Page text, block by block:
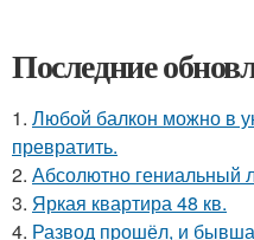
Последние
1. Любой балкон можно в
превратить.
2. Абсолютно гениальный
3. Яркая квартира 48 кв.
4. Развод прошёл, и